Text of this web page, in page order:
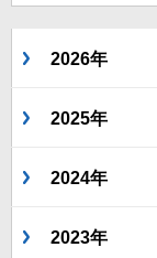
2026年
2025年
2024年
2023年